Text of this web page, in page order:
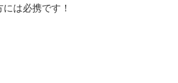
は必携です！